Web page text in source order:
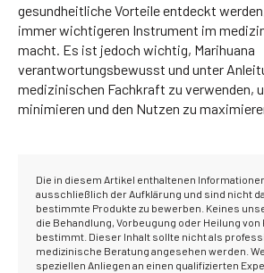
gesundheitliche Vorteile entdeckt
immer wichtigeren Instrument im
macht. Es ist jedoch wichtig, Marihuana
verantwortungsbewusst und unter
medizinischen Fachkraft zu verwenden,
minimieren und den Nutzen zu
Die in diesem Artikel enthaltenen
ausschließlich der Aufklärung und sind nicht
bestimmte Produkte zu bewerben. Keines
die Behandlung, Vorbeugung oder Heilung von
bestimmt. Dieser Inhalt sollte nicht als
medizinische Beratung angesehen werden.
speziellen Anliegen an einen qualifizierten